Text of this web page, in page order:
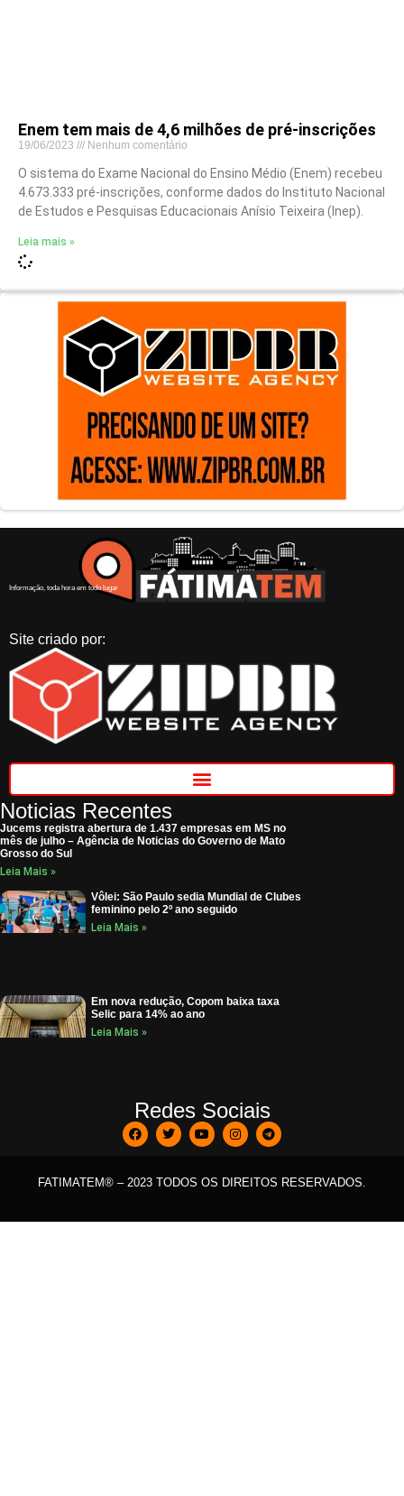
Enem tem mais de 4,6 milhões de pré-inscrições
19/06/2023 Nenhum comentário
O sistema do Exame Nacional do Ensino Médio (Enem) recebeu
4.673.333 pré-inscrições, conforme dados do Instituto Nacional
de Estudos e Pesquisas Educacionais Anísio Teixeira (Inep).
Leia mais »
Informação, toda hora em todo lugar
Site criado por:
Noticias Recentes
Jucems registra abertura de 1.437 empresas em MS no
mês de julho – Agência de Noticias do Governo de Mato
Grosso do Sul
Leia Mais »
Vôlei: São Paulo sedia Mundial de Clubes
feminino pelo 2º ano seguido
Leia Mais »
Em nova redução, Copom baixa taxa
Selic para 14% ao ano
Leia Mais »
Redes Sociais
FATIMATEM® – 2023 TODOS OS DIREITOS RESERVADOS.